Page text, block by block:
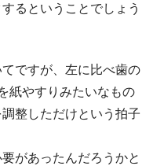
るということでしょう
ですが、左に比べ歯の
紙やすりみたいなもの
整しただけという拍子
があったんだろうかと